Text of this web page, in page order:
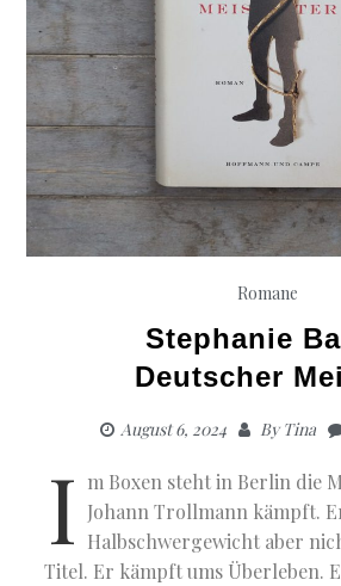
Romane
Stephanie
Deutscher
August 6, 2024 ByTina
I m Boxen steht in Berlin die
Johann Trollmann kämpft.
Halbschwergewicht aber
Titel. Er kämpft ums Überleben.